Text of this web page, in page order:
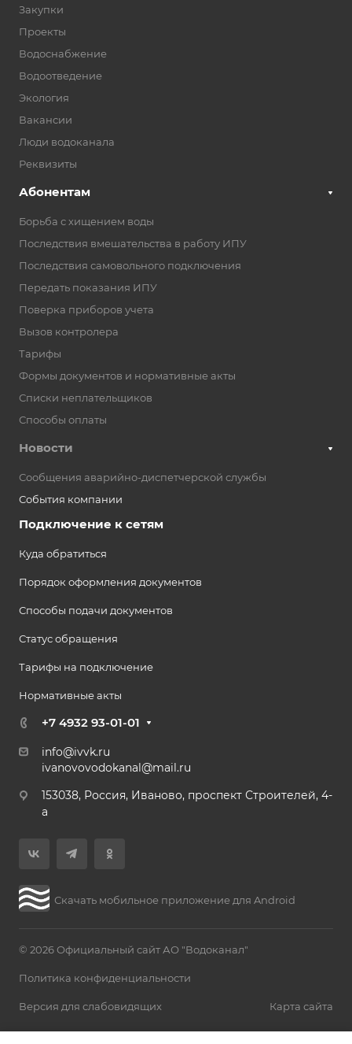
Закупки
Проекты
Водоснабжение
Водоотведение
Экология
Вакансии
Люди водоканала
Реквизиты
Абонентам
Борьба с хищением воды
Последствия вмешательства в работу ИПУ
Последствия самовольного подключения
Передать показания ИПУ
Поверка приборов учета
Вызов контролера
Тарифы
Формы документов и нормативные акты
Списки неплательщиков
Способы оплаты
Новости
Сообщения аварийно-диспетчерской службы
События компании
Подключение к сетям
Куда обратиться
Порядок оформления документов
Способы подачи документов
Статус обращения
Тарифы на подключение
Нормативные акты
+7 4932 93-01-01
info@ivvk.ru
ivanovovodokanal@mail.ru
153038, Россия, Иваново, проспект Строителей, 4-
а
Скачать мобильное приложение для Android
© 2026 Официальный сайт АО "Водоканал"
Политика конфиденциальности
Версия для слабовидящих Карта сайта